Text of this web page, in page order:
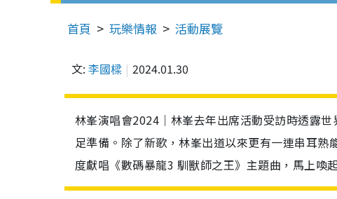
首頁 玩樂情報 活動展覽
文: 李國樑 2024.01.30
林峯演唱會2024｜林峯去年出席活動受訪時透露
足準備。除了新歌，林峯出道以來更有一連串耳
度獻唱《數碼暴龍3 馴獸師之王》主題曲，馬上喚